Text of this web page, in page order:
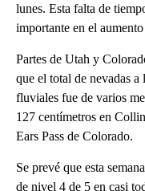
lunes. Esta falta de
importante en el
Partes de Utah y
que el total de nevadas
fluviales fue de varios
127 centímetros en
Ears Pass de Colorado.
Se prevé que esta
de nivel 4 de 5 en casi